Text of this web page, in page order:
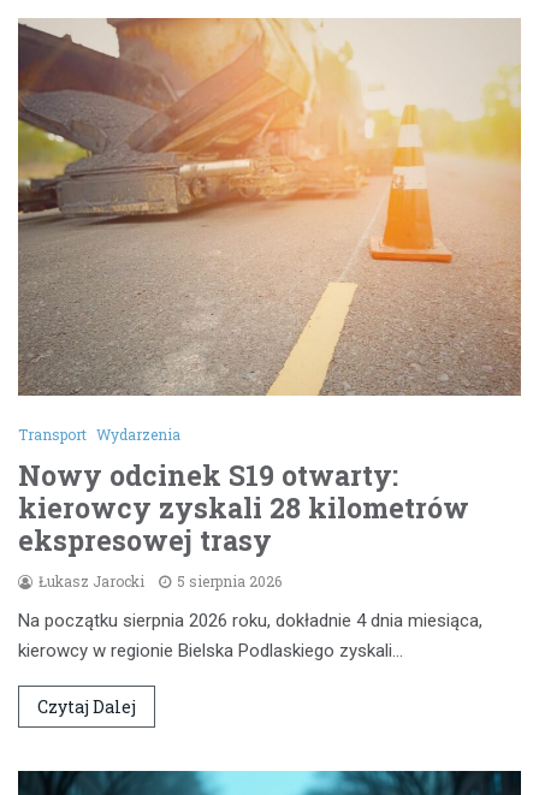
Transport Wydarzenia
Nowy odcinek S19 otwarty:
kierowcy zyskali 28 kilometrów
ekspresowej trasy
Łukasz Jarocki 5 sierpnia 2026
Na początku sierpnia 2026 roku, dokładnie 4 dnia miesiąca,
kierowcy w regionie Bielska Podlaskiego zyskali…
Czytaj Dalej